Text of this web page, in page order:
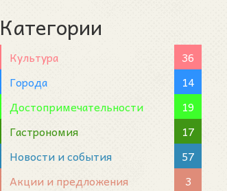
Категории
Культура
36
Города
14
Достопримечательности
19
Гастрономия
17
Новости и события
57
Акции и предложения
3